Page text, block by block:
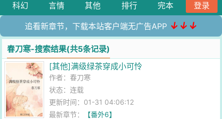
科幻
言情 其他 排行 完本 登录
追看新章节，下载本站客户端无广告APP ↓↓↓
春刀寒-搜索结果(共5条记录)
[其他]满级绿茶穿成小可怜
作者： 春刀寒
状态：连载
更新时间：01-31 04:06:12
最新章节：
【番外6】